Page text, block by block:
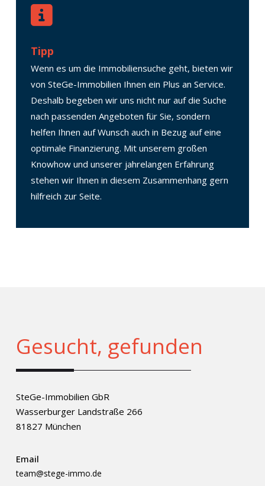
Tipp
Wenn es um die Immobiliensuche geht, bieten wir
von SteGe-Immobilien Ihnen ein Plus an Service.
Deshalb begeben wir uns nicht nur auf die Suche
nach passenden Angeboten für Sie, sondern
helfen Ihnen auf Wunsch auch in Bezug auf eine
optimale Finanzierung. Mit unserem großen
Knowhow und unserer jahrelangen Erfahrung
stehen wir Ihnen in diesem Zusammenhang gern
hilfreich zur Seite.
Gesucht, gefunden
SteGe-Immobilien GbR
Wasserburger Landstraße 266
81827 München
Email
team@stege-immo.de